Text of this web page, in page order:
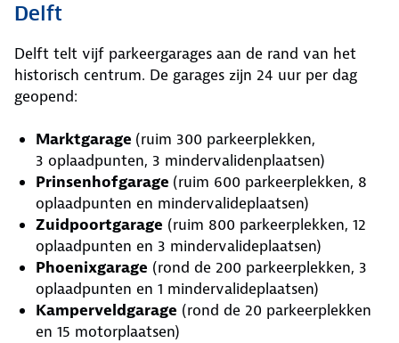
Delft
Delft telt vijf parkeergarages aan de rand van het
historisch centrum. De garages zijn 24 uur per dag
geopend:
Marktgarage (ruim 300 parkeerplekken,
3 oplaadpunten, 3 mindervalidenplaatsen)
Prinsenhofgarage (ruim 600 parkeerplekken, 8
oplaadpunten en mindervalideplaatsen)
Zuidpoortgarage (ruim 800 parkeerplekken, 12
oplaadpunten en 3 mindervalideplaatsen)
Phoenixgarage (rond de 200 parkeerplekken, 3
oplaadpunten en 1 mindervalideplaatsen)
Kamperveldgarage (rond de 20 parkeerplekken
en 15 motorplaatsen)